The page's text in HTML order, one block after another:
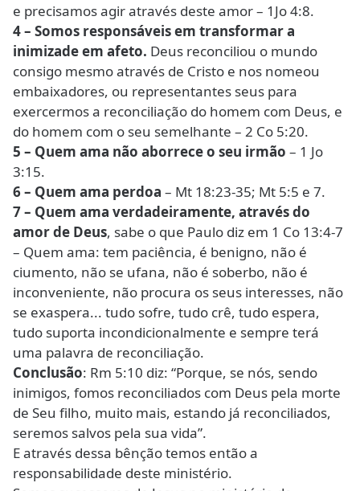
e precisamos agir através deste amor– 1Jo 4:8.
4 – Somos responsáveis em transformar a
inimizade em afeto. Deus reconciliou o mundo
consigo mesmo através de Cristo e nos nomeou
embaixadores, ou representantes seus para
exercermos a reconciliação do homem com Deus, e
do homem com o seu semelhante – 2 Co 5:20.
5 – Quem ama não aborrece o seu irmão – 1 Jo
3:15.
6 – Quem ama perdoa – Mt 18:23-35; Mt 5:5 e 7.
7 – Quem ama verdadeiramente, através do
amor de Deus, sabe o que Paulo diz em 1 Co 13:4-7
– Quem ama: tem paciência, é benigno, não é
ciumento, não se ufana, não é soberbo, não é
inconveniente, não procura os seus interesses, não
se exaspera... tudo sofre, tudo crê, tudo espera,
tudo suporta incondicionalmente e sempre terá
uma palavra de reconciliação.
Conclusão: Rm 5:10 diz: “Porque, se nós, sendo
inimigos, fomos reconciliados com Deus pela morte
de Seu filho, muito mais, estando já reconciliados,
seremos salvos pela sua vida”.
E através dessa bênção temos então a
responsabilidade deste ministério.